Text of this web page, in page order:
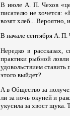
В июле А. П. Чехов
писателю не хочется:
возят хлеб... Вероятно,
В начале сентября А.
Нередко в рассказах,
практики рыбной
удовольствием
этого выйдет?
А в Общество за
ли за ночь окуней и
укусила за хвост щука.